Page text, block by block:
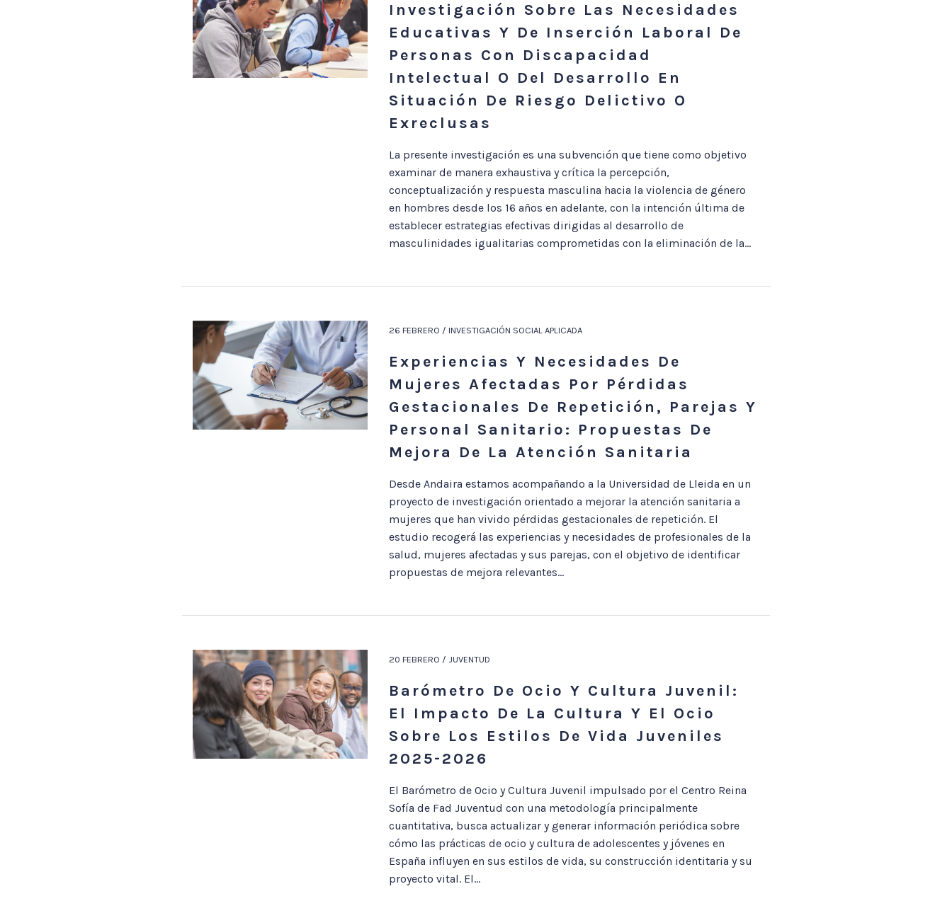
Investigación Sobre Las Necesidades
Educativas Y De Inserción Laboral De
Personas Con Discapacidad
Intelectual O Del Desarrollo En
Situación De Riesgo Delictivo O
Exreclusas
La presente investigación es una subvención que tiene como objetivo
examinar de manera exhaustiva y crítica la percepción,
conceptualización y respuesta masculina hacia la violencia de género
en hombres desde los 16 años en adelante, con la intención última de
establecer estrategias efectivas dirigidas al desarrollo de
masculinidades igualitarias comprometidas con la eliminación de la...
26 FEBRERO / INVESTIGACIÓN SOCIAL APLICADA
Experiencias Y Necesidades De
Mujeres Afectadas Por Pérdidas
Gestacionales De Repetición, Parejas Y
Personal Sanitario: Propuestas De
Mejora De La Atención Sanitaria
Desde Andaira estamos acompañando a la Universidad de Lleida en un
proyecto de investigación orientado a mejorar la atención sanitaria a
mujeres que han vivido pérdidas gestacionales de repetición. El
estudio recogerá las experiencias y necesidades de profesionales de la
salud, mujeres afectadas y sus parejas, con el objetivo de identificar
propuestas de mejora relevantes...
20 FEBRERO / JUVENTUD
Barómetro De Ocio Y Cultura Juvenil:
El Impacto De La Cultura Y El Ocio
Sobre Los Estilos De Vida Juveniles
2025-2026
El Barómetro de Ocio y Cultura Juvenil impulsado por el Centro Reina
Sofía de Fad Juventud con una metodología principalmente
cuantitativa, busca actualizar y generar información periódica sobre
cómo las prácticas de ocio y cultura de adolescentes y jóvenes en
España influyen en sus estilos de vida, su construcción identitaria y su
proyecto vital. El...